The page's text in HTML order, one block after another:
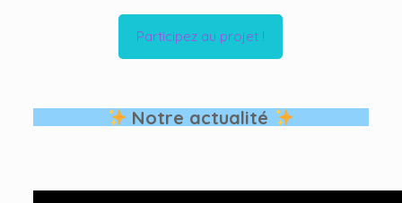
Participez au projet !
Notre actualité